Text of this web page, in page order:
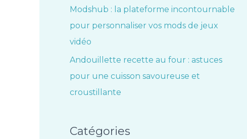
Modshub : la plateforme incontournable
pour personnaliser vos mods de jeux
vidéo
Andouillette recette au four : astuces
pour une cuisson savoureuse et
croustillante
Catégories